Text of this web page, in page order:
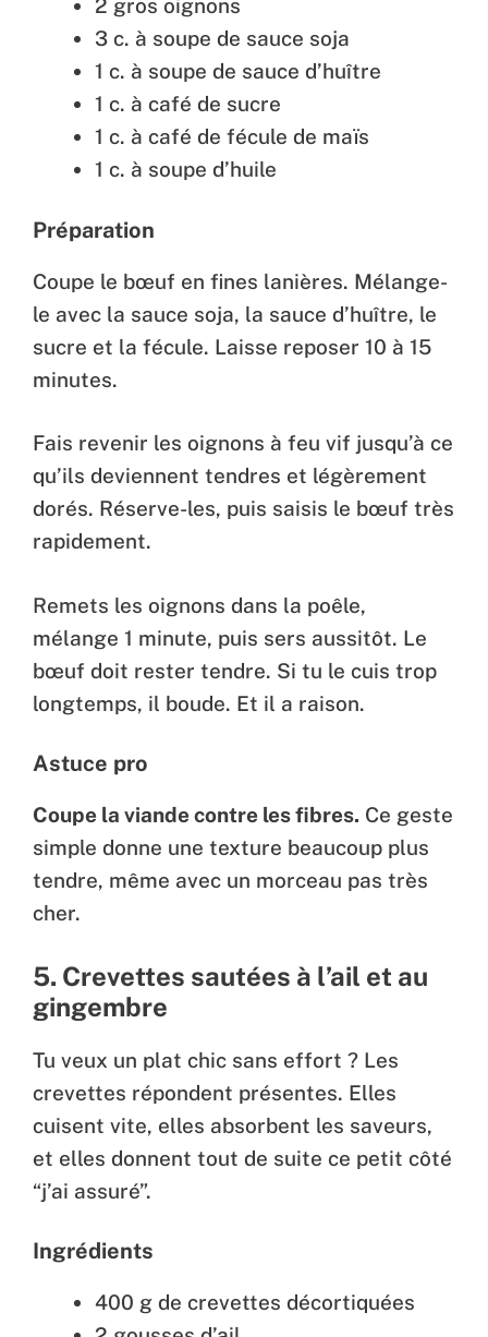
2 gros oignons
3 c. à soupe de sauce soja
1 c. à soupe de sauce d’huître
1 c. à café de sucre
1 c. à café de fécule de maïs
1 c. à soupe d’huile
Préparation
Coupe le bœuf en fines lanières. Mélange-
le avec la sauce soja, la sauce d’huître, le
sucre et la fécule. Laisse reposer 10 à 15
minutes.
Fais revenir les oignons à feu vif jusqu’à ce
qu’ils deviennent tendres et légèrement
dorés. Réserve-les, puis saisis le bœuf très
rapidement.
Remets les oignons dans la poêle,
mélange 1 minute, puis sers aussitôt. Le
bœuf doit rester tendre. Si tu le cuis trop
longtemps, il boude. Et il a raison.
Astuce pro
Coupe la viande contre les fibres. Ce geste
simple donne une texture beaucoup plus
tendre, même avec un morceau pas très
cher.
5. Crevettes sautées à l’ail et au
gingembre
Tu veux un plat chic sans effort ? Les
crevettes répondent présentes. Elles
cuisent vite, elles absorbent les saveurs,
et elles donnent tout de suite ce petit côté
“j’ai assuré”.
Ingrédients
400 g de crevettes décortiquées